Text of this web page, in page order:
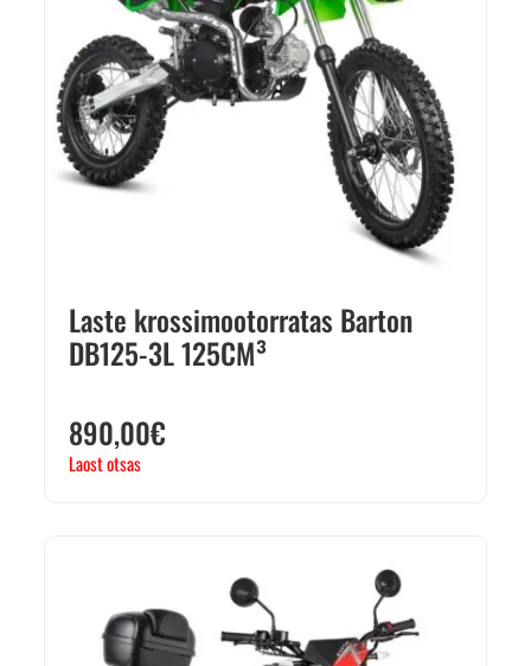
Laste krossimootorratas Barton
DB125-3L 125CM³
890,00€
Laost otsas